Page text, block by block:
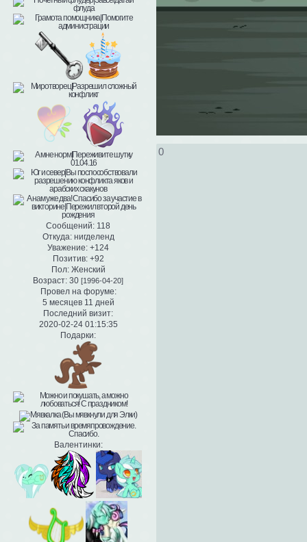
Сообщений: 118
Откуда:нигделенд
Уважение: +124
Позитив: +92
Пол:Женский
Возраст: 30 [1996-04-20]
Провел на форуме:
5 месяцев 11 дней
Последний визит:
2020-02-24 01:15:35
Подарки:
Валентинки:
0